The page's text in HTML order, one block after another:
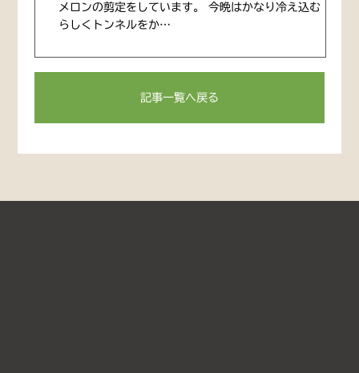
メロンの剪定をしています。 今晩はかなり冷え込む
らしくトンネルをか…
記事一覧へ戻る